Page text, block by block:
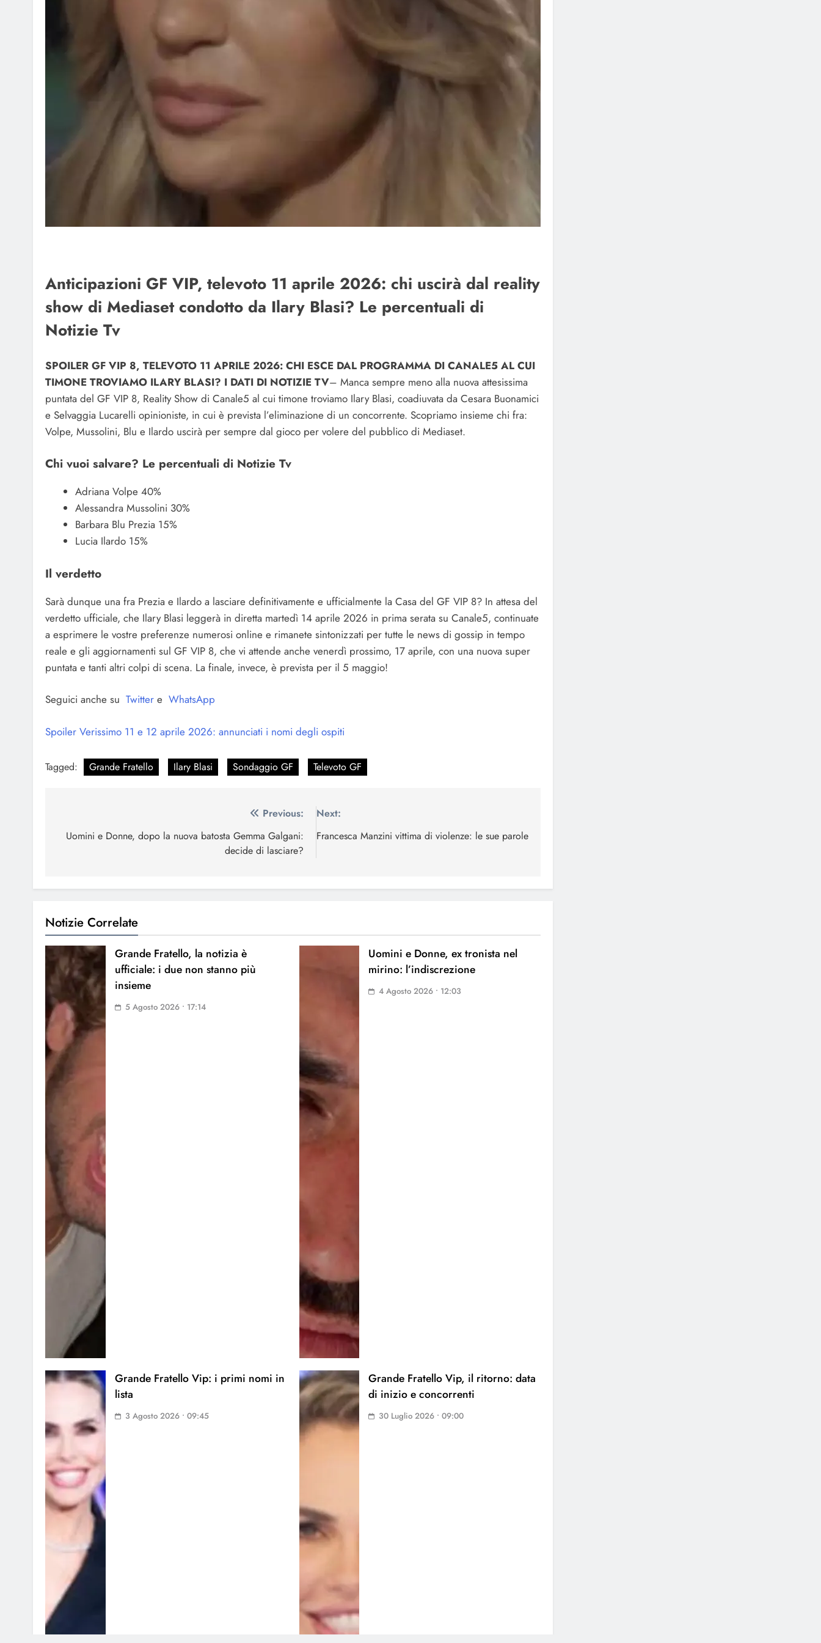
Anticipazioni GF VIP, televoto 11 aprile 2026: chi uscirà dal reality
show di Mediaset condotto da Ilary Blasi? Le percentuali di
Notizie Tv
SPOILER GF VIP 8, TELEVOTO 11 APRILE 2026: CHI ESCE DAL PROGRAMMA DI CANALE5 AL CUI
TIMONE TROVIAMO ILARY BLASI? I DATI DI NOTIZIE TV– Manca sempre meno alla nuova attesissima
puntata del GF VIP 8, Reality Show di Canale5 al cui timone troviamo Ilary Blasi, coadiuvata da Cesara Buonamici
e Selvaggia Lucarelli opinioniste, in cui è prevista l’eliminazione di un concorrente. Scopriamo insieme chi fra:
Volpe, Mussolini, Blu e Ilardo uscirà per sempre dal gioco per volere del pubblico di Mediaset.
Chi vuoi salvare? Le percentuali di Notizie Tv
Adriana Volpe 40%
Alessandra Mussolini 30%
Barbara Blu Prezia 15%
Lucia Ilardo 15%
Il verdetto
Sarà dunque una fra Prezia e Ilardo a lasciare definitivamente e ufficialmente la Casa del GF VIP 8? In attesa del
verdetto ufficiale, che Ilary Blasi leggerà in diretta martedì 14 aprile 2026 in prima serata su Canale5, continuate
a esprimere le vostre preferenze numerosi online e rimanete sintonizzati per tutte le news di gossip in tempo
reale e gli aggiornamenti sul GF VIP 8, che vi attende anche venerdì prossimo, 17 aprile, con una nuova super
puntata e tanti altri colpi di scena. La finale, invece, è prevista per il 5 maggio!
Seguici anche su Twitter e WhatsApp
Spoiler Verissimo 11 e 12 aprile 2026: annunciati i nomi degli ospiti
Tagged: Grande Fratello Ilary Blasi Sondaggio GF Televoto GF
articoli
Previous:
Uomini e Donne, dopo la nuova batosta Gemma Galgani:
decide di lasciare?
Next:
Francesca Manzini vittima di violenze: le sue parole
Notizie Correlate
Grande Fratello, la notizia è
ufficiale: i due non stanno più
insieme
5 Agosto 2026 • 17:14
Uomini e Donne, ex tronista nel
mirino: l’indiscrezione
4 Agosto 2026 • 12:03
Grande Fratello Vip: i primi nomi in
lista
3 Agosto 2026 • 09:45
Grande Fratello Vip, il ritorno: data
di inizio e concorrenti
30 Luglio 2026 • 09:00